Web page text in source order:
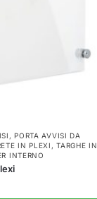
,PORTA AVVISI DA
IN PLEXI ,TARGHE IN
INTERNO